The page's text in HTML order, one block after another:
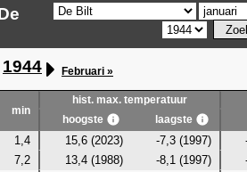
1944 Februari »
min
hist. max. temperatuur
hoogste
laagste
1,4 15,6 (2023) -7,3 (1997)
7,2 13,4 (1988) -8,1 (1997)